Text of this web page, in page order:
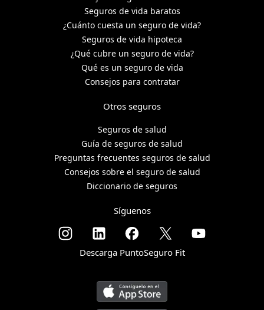
Seguros de vida baratos
¿Cuánto cuesta un seguro de vida?
Seguros de vida hipoteca
¿Qué cubre un seguro de vida?
Qué es un seguro de vida
Consejos para contratar
Otros seguros
Seguros de salud
Guía de seguros de salud
Preguntas frecuentes seguros de salud
Consejos sobre el seguro de salud
Diccionario de seguros
Síguenos
Descarga PuntoSeguro Fit